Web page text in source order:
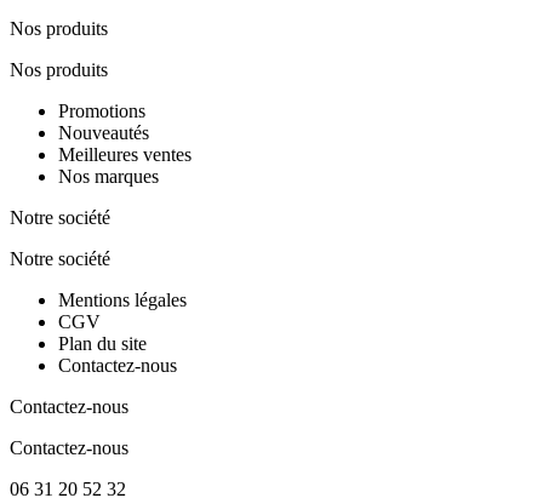
Nos produits
Nos produits
Promotions
Nouveautés
Meilleures ventes
Nos marques
Notre société
Notre société
Mentions légales
CGV
Plan du site
Contactez-nous
Contactez-nous
Contactez-nous
06 31 20 52 32